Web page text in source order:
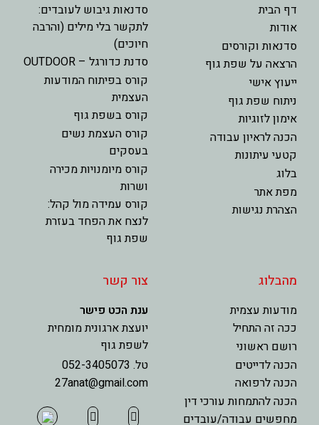
דף הבית
אודות
סדנאות וקורסים
הרצאה על שפת גוף
ייעוץ אישי
ניתוח שפת גוף
אימון לזוגיות
הכנה לראיון עבודה
קטעי עיתונות
בלוג
מפת אתר
הצהרת נגישות
סדנאות גיבוש לעובדים:
לתקשר בלי מילים (והרבה
חיוכים)
סדנת כדורגל – OUTDOOR
קורס בפיתוח המודעות
העצמית
קורס בשפת גוף
קורס העצמת נשים
בעסקים
קורס מיומנויות מכירה
ושרות
קורס עמידה מול קהל:
לנצח את הפחד בעזרת
שפת גוף
מהבלוג
מודעות עצמית
ככה זה התחיל
רושם ראשוני
הכנה לדייטים
הכנה לרפואה
הכנה להתמחות עורכי דין
מחפשים עבודה/עובדים
צור קשר
ענת הכט פישר
יועצת ארגונית מומחית
לשפת גוף
טל. 052-3405073
27anat@gmail.com